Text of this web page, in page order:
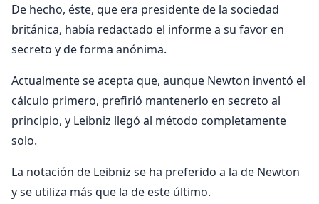
De hecho, éste, que era presidente de la sociedad
británica, había redactado el informe a su favor en
secreto y de forma anónima.
Actualmente se acepta que, aunque Newton inventó el
cálculo primero, prefirió mantenerlo en secreto al
principio, y Leibniz llegó al método completamente
solo.
La notación de Leibniz se ha preferido a la de Newton
y se utiliza más que la de este último.